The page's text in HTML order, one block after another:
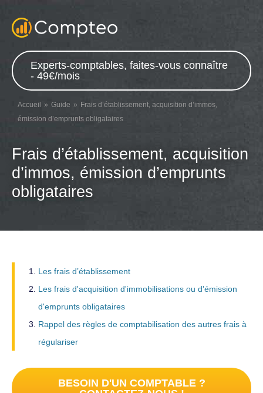
Experts-comptables, faites-vous connaître
- 49€/mois
Accueil Guide
Frais d’établissement, acquisition d’immos,
émission d’emprunts obligataires
Frais d’établissement, acquisition
d’immos, émission d’emprunts
obligataires
Les frais d’établissement
Les frais d'acquisition d'immobilisations ou d'émission
d'emprunts obligataires
Rappel des règles de comptabilisation des autres frais à
régulariser
BESOIN D'UN COMPTABLE ?